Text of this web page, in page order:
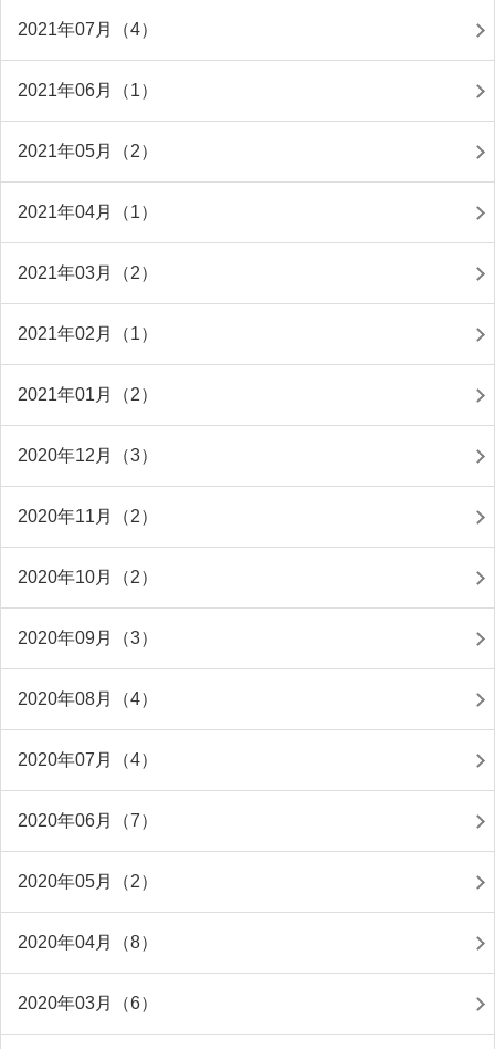
2021年07月（4）
2021年06月（1）
2021年05月（2）
2021年04月（1）
2021年03月（2）
2021年02月（1）
2021年01月（2）
2020年12月（3）
2020年11月（2）
2020年10月（2）
2020年09月（3）
2020年08月（4）
2020年07月（4）
2020年06月（7）
2020年05月（2）
2020年04月（8）
2020年03月（6）